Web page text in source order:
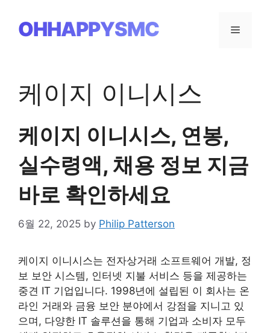
contentOHHAPPYSMC Menu
케이지 이니시스
케이지 이니시스, 연봉,
실수령액, 채용 정보 지금
바로 확인하세요
6월 22, 2025 by Philip Patterson
케이지 이니시스는 전자상거래 소프트웨어 개발, 정
보 보안 시스템, 인터넷 지불 서비스 등을 제공하는
중견 IT 기업입니다. 1998년에 설립된 이 회사는 온
라인 거래와 금융 보안 분야에서 강점을 지니고 있
으며, 다양한 IT 솔루션을 통해 기업과 소비자 모두